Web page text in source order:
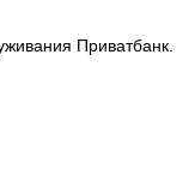
Приватбанк.